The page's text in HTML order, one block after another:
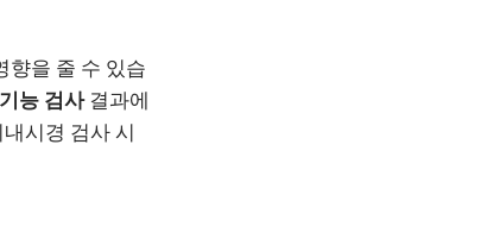
향을 줄 수 있습
능 검사결과에
시경 검사 시